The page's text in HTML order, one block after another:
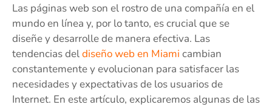
Las páginas web son el rostro de una compañía en el
mundo en línea y, por lo tanto, es crucial que se
diseñe y desarrolle de manera efectiva. Las
tendencias deldiseño web en Miami cambian
constantemente y evolucionan para satisfacer las
necesidades y expectativas de los usuarios de
Internet. En este artículo, explicaremos algunas de las